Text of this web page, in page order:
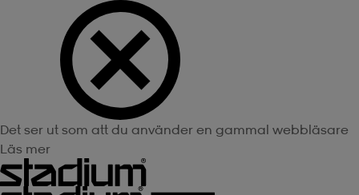
Det ser ut som att du använder en gammal webbläsare
Läs mer